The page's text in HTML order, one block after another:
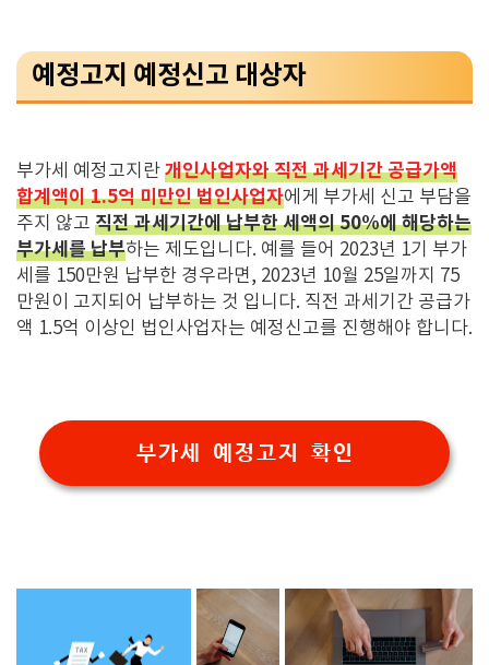
예정고지 예정신고 대상자
부가세 예정고지란 개인사업자와 직전 과세기간 공급가액
합계액이 1.5억 미만인 법인사업자에게 부가세 신고 부담을
주지 않고 직전 과세기간에 납부한 세액의 50%에 해당하는
부가세를 납부하는 제도입니다. 예를 들어 2023년 1기 부가
세를 150만원 납부한 경우라면, 2023년 10월 25일까지 75
만원이 고지되어 납부하는 것 입니다. 직전 과세기간 공급가
액 1.5억 이상인 법인사업자는 예정신고를 진행해야 합니다.
부가세 예정고지 확인